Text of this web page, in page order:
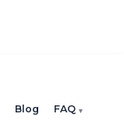
Blog
FAQ